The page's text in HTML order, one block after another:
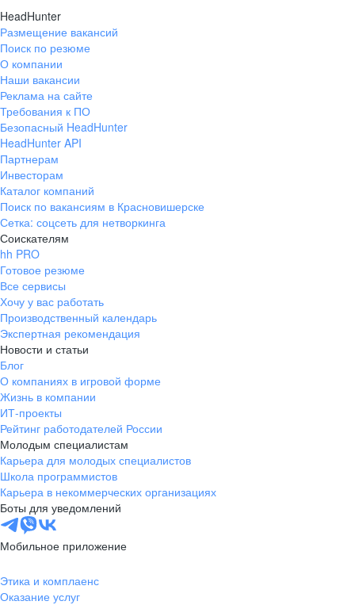
HeadHunter
Размещение вакансий
Поиск по резюме
О компании
Наши вакансии
Реклама на сайте
Требования к ПО
Безопасный HeadHunter
HeadHunter API
Партнерам
Инвесторам
Каталог компаний
Поиск по вакансиям в Красновишерске
Сетка: соцсеть для нетворкинга
Соискателям
hh PRO
Готовое резюме
Все сервисы
Хочу у вас работать
Производственный календарь
Экспертная рекомендация
Новости и статьи
Блог
О компаниях в игровой форме
Жизнь в компании
ИТ-проекты
Рейтинг работодателей России
Молодым специалистам
Карьера для молодых специалистов
Школа программистов
Карьера в некоммерческих организациях
Боты для уведомлений
Мобильное приложение
Этика и комплаенс
Оказание услуг